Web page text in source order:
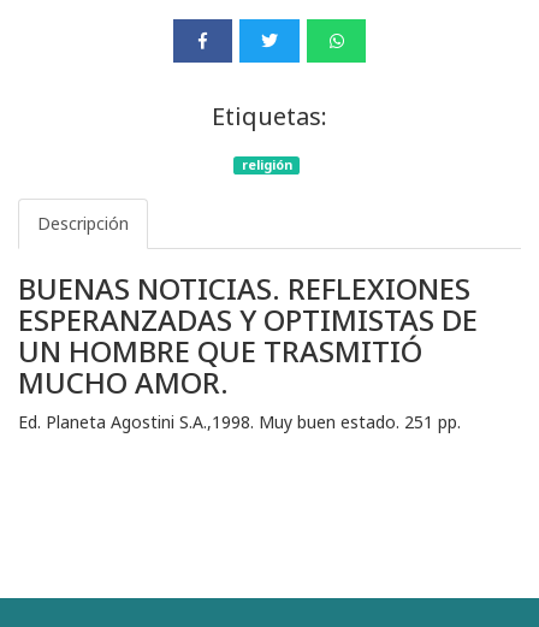
Etiquetas:
religión
Descripción
BUENAS NOTICIAS. REFLEXIONES
ESPERANZADAS Y OPTIMISTAS DE
UN HOMBRE QUE TRASMITIÓ
MUCHO AMOR.
Ed. Planeta Agostini S.A.,1998. Muy buen estado. 251 pp.